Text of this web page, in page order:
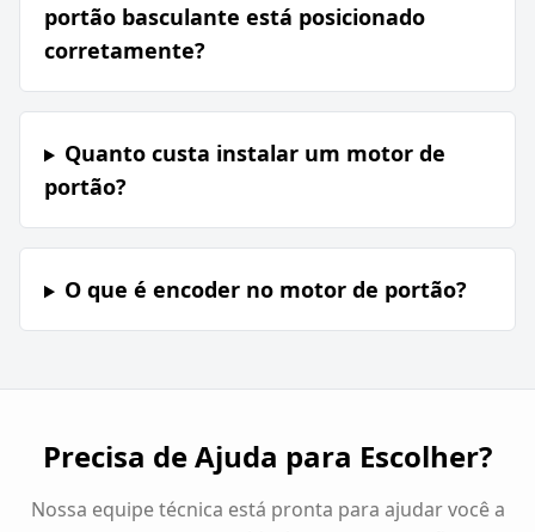
portão basculante está posicionado
corretamente?
Quanto custa instalar um motor de
portão?
O que é encoder no motor de portão?
Precisa de Ajuda para Escolher?
Nossa equipe técnica está pronta para ajudar você a